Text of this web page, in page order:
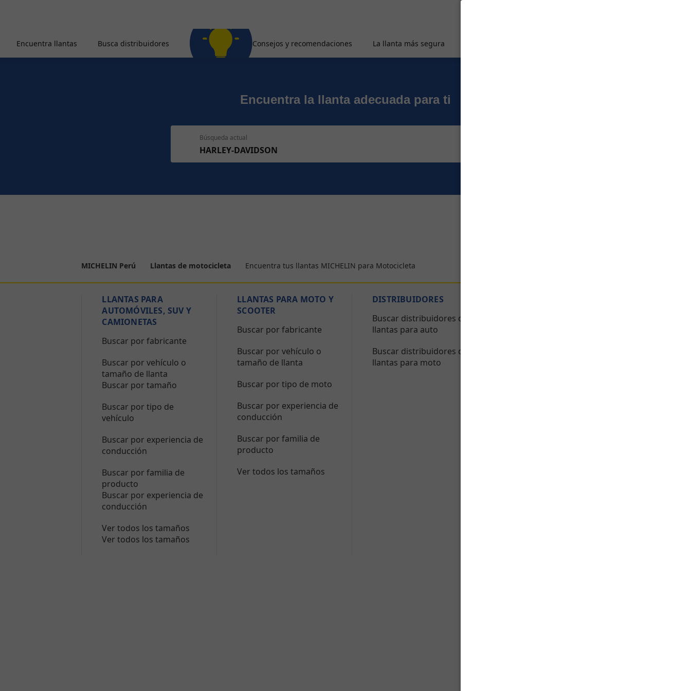
Encuentra llantas Busca distribuidores Consejos y recomendaciones La llanta más segura
Encuentra la llanta adecuada para ti
Búsqueda actual
HARLEY-DAVIDSON
MICHELIN Perú Llantas de motocicleta Encuentra tus llantas MICHELIN para Motocicleta
LLANTAS PARA
AUTOMÓVILES, SUV Y
CAMIONETAS
Buscar por fabricante
Buscar por vehículo o
tamaño de llanta
Buscar por tamaño
Buscar por tipo de
vehículo
Buscar por experiencia de
conducción
Buscar por familia de
producto
Buscar por experiencia de
conducción
Ver todos los tamaños
Ver todos los tamaños
LLANTAS PARA MOTO Y
SCOOTER
Buscar por fabricante
Buscar por vehículo o
tamaño de llanta
Buscar por tipo de moto
Buscar por experiencia de
conducción
Buscar por familia de
producto
Ver todos los tamaños
DISTRIBUIDORES
Buscar distribuidores de
llantas para auto
Buscar distribuidores de
llantas para moto